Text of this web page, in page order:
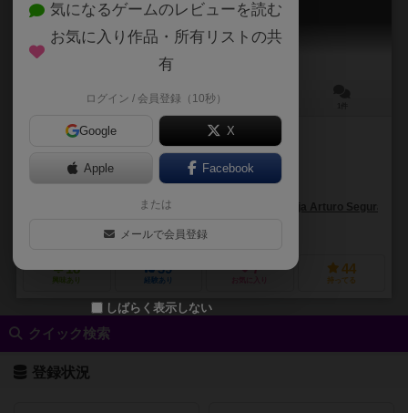
Time of Soccer
120分前後
作品説明文の編集者を募集中
リプシッツ（Lipschitzz）
ボルハ・アルトゥーロ・セグラ・セルデイラ（Borja Arturo Segura
エリート・ゲームズ（Elite Games (II)）
18
興味あり
39
経験あり
7 44
持ってる
クイック検索
登録状況
気になるゲームのレビューを読む
お気に入り作品・所有リストの共
有
ログイン / 会員登録（10秒）
Google X
Apple Facebook
または
メールで会員登録
しばらく表示しない